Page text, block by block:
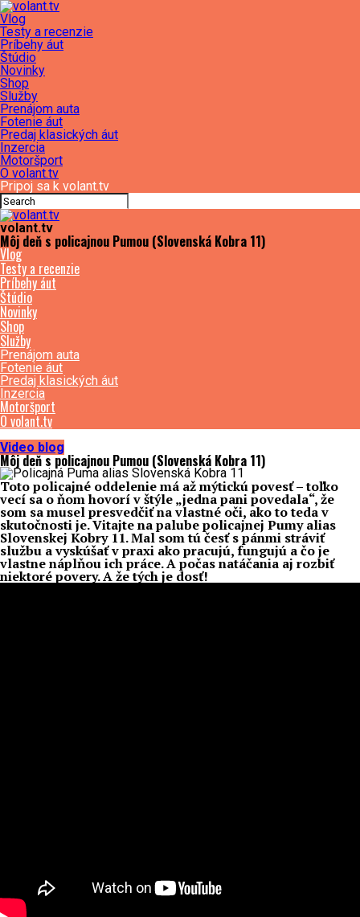
Vlog
Testy a recenzie
Príbehy áut
Štúdio
Novinky
Shop
Služby
Prenájom auta
Fotenie áut
Predaj klasických áut
Inzercia
Motoršport
O volant.tv
Pripoj sa k volant.tv
volant.tv
Môj deň s policajnou Pumou (Slovenská Kobra 11)
Vlog
Testy a recenzie
Príbehy áut
Štúdio
Novinky
Shop
Služby
Prenájom auta
Fotenie áut
Predaj klasických áut
Inzercia
Motoršport
O volant.tv
Video blog
Môj deň s policajnou Pumou (Slovenská Kobra 11)
Toto policajné oddelenie má až mýtickú povesť – toľko
vecí sa o ňom hovorí v štýle „jedna pani povedala“, že
som sa musel presvedčiť na vlastné oči, ako to teda v
skutočnosti je. Vitajte na palube policajnej Pumy alias
Slovenskej Kobry 11. Mal som tú česť s pánmi stráviť
službu a vyskúšať v praxi ako pracujú, fungujú a čo je
vlastne náplňou ich práce. A počas natáčania aj rozbiť
niektoré povery. A že tých je dosť!